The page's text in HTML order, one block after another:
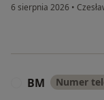
6 sierpnia 2026 •
BM Numer